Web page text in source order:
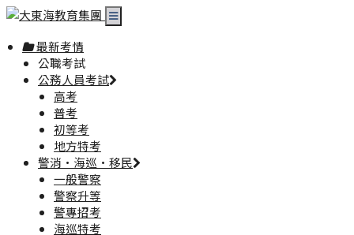
最新考情
公職考試
公務人員考試
高考
普考
初等考
地方特考
警消·海巡·移民
一般警察
警察升等
警專招考
海巡特考